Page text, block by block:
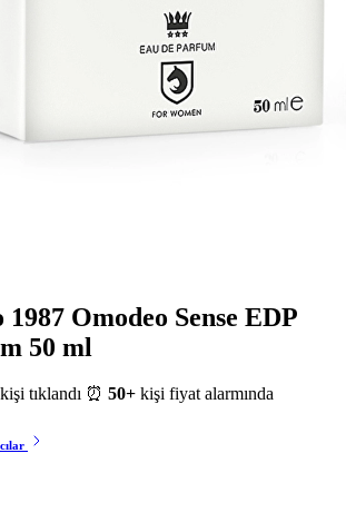
Omodeo Sense EDP
50 ml
kişi tıklandı ⏰ 50+ kişi fiyat alarmında